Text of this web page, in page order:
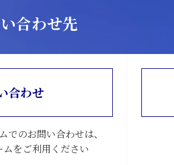
合わせ先
合わせ
でのお問い合わせは、
をご利用ください